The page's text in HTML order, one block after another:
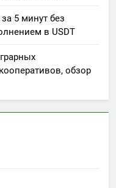
5 минут без
в USDT
обзор